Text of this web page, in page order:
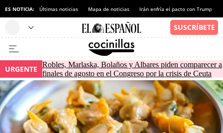
ES NOTICIA: Últimas noticias Mapa de noticias Irán enfría el pacto con Trump
URGENTE
Robles, Marlaska, Bolaños y Albares piden comparecer a
finales de agosto en el Congreso por la crisis de Ceuta